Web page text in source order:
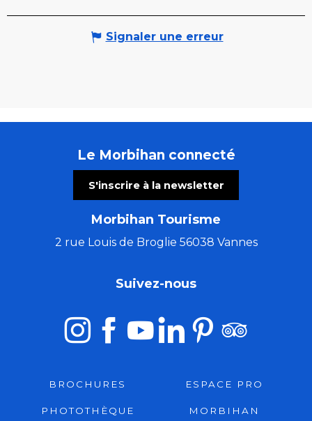
Signaler une erreur
Le Morbihan connecté
S'inscrire à la newsletter
Morbihan Tourisme
2 rue Louis de Broglie 56038 Vannes
Suivez-nous
BROCHURES ESPACE PRO
PHOTOTHÈQUE
MORBIHAN